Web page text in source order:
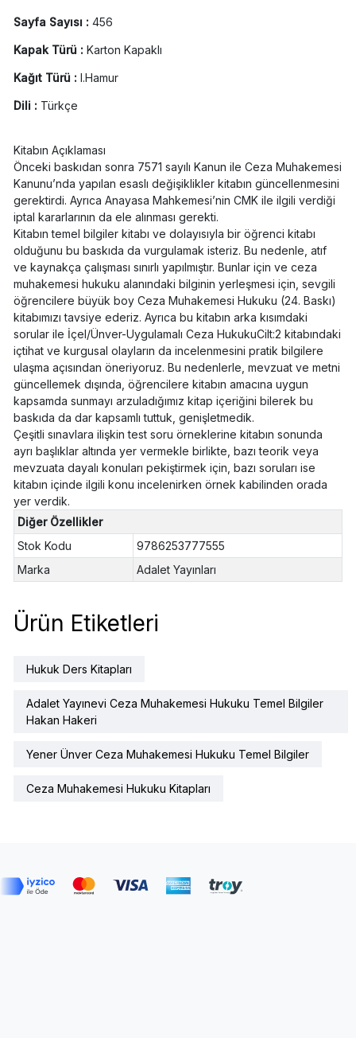
Sayfa Sayısı : 456
Kapak Türü : Karton Kapaklı
Kağıt Türü : I.Hamur
Dili : Türkçe
Kitabın Açıklaması
Önceki baskıdan sonra 7571 sayılı Kanun ile Ceza Muhakemesi
Kanunu’nda yapılan esaslı değişiklikler kitabın güncellenmesini
gerektirdi. Ayrıca Anayasa Mahkemesi’nin CMK ile ilgili verdiği
iptal kararlarının da ele alınması gerekti.
Kitabın temel bilgiler kitabı ve dolayısıyla bir öğrenci kitabı
olduğunu bu baskıda da vurgulamak isteriz. Bu nedenle, atıf
ve kaynakça çalışması sınırlı yapılmıştır. Bunlar için ve ceza
muhakemesi hukuku alanındaki bilginin yerleşmesi için, sevgili
öğrencilere büyük boy Ceza Muhakemesi Hukuku (24. Baskı)
kitabımızı tavsiye ederiz. Ayrıca bu kitabın arka kısımdaki
sorular ile İçel/Ünver-Uygulamalı Ceza HukukuCilt:2 kitabındaki
içtihat ve kurgusal olayların da incelenmesini pratik bilgilere
ulaşma açısından öneriyoruz. Bu nedenlerle, mevzuat ve metni
güncellemek dışında, öğrencilere kitabın amacına uygun
kapsamda sunmayı arzuladığımız kitap içeriğini bilerek bu
baskıda da dar kapsamlı tuttuk, genişletmedik.
Çeşitli sınavlara ilişkin test soru örneklerine kitabın sonunda
ayrı başlıklar altında yer vermekle birlikte, bazı teorik veya
mevzuata dayalı konuları pekiştirmek için, bazı soruları ise
kitabın içinde ilgili konu incelenirken örnek kabilinden orada
yer verdik.
Diğer Özellikler
Stok Kodu
9786253777555
Marka
Adalet Yayınları
Ürün Etiketleri
Hukuk Ders Kitapları
Adalet Yayınevi Ceza Muhakemesi Hukuku Temel Bilgiler
Hakan Hakeri
Yener Ünver Ceza Muhakemesi Hukuku Temel Bilgiler
Ceza Muhakemesi Hukuku Kitapları